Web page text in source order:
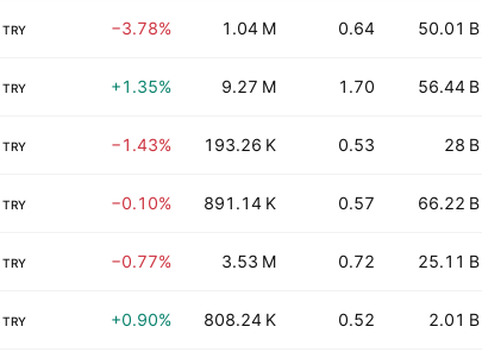
TRY −3.78% 1.04 M 0.64 50.01 B
TRY +1.35% 9.27 M 1.70 56.44 B
TRY −1.43% 193.26 K 0.53 28 B
TRY −0.10% 891.14 K 0.57 66.22 B
TRY −0.77% 3.53 M 0.72 25.11 B
TRY +0.90% 808.24 K 0.52 2.01 B